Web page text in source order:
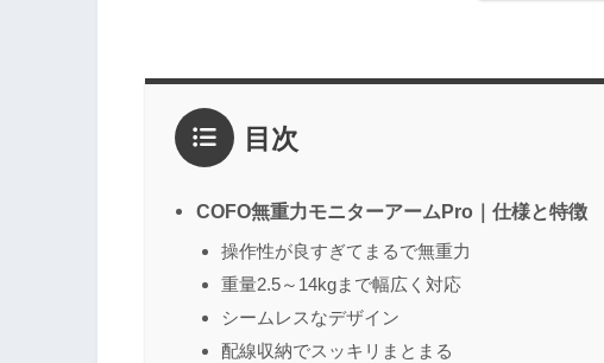
2点
1点
感想*
目次
COFO無重力モニターアームPro｜仕様と特徴
操作性が良すぎてまるで無重力
重量2.5～14kgまで幅広く対応
シームレスなデザイン
配線収納でスッキリまとまる